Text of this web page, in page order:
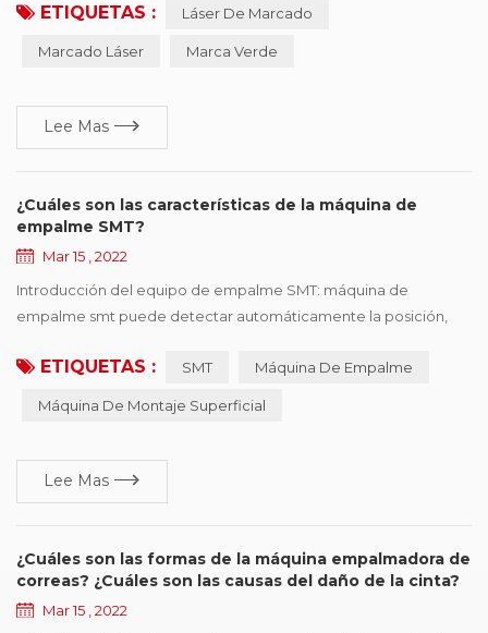
campos podemos ver la figura de la aplicación del láser , se
ETIQUETAS : Láser De Marcado
Marcado Láser Marca Verde
Lee Mas
¿Cuáles son las características de la máquina de
empalme SMT?
Mar 15 , 2022
Introducción del equipo de empalme SMT: máquina de
empalme smt puede detectar automáticamente la posición,
con la cinta. La máquina empalmadora SMT es fácil de operar,
mejora la eficiencia del consumo. profesional para línea de
ETIQUETAS : SMT Máquina De Empalme
Máquina De Montaje Superficial
Lee Mas
¿Cuáles son las formas de la máquina empalmadora de
correas? ¿Cuáles son las causas del daño de la cinta?
Mar 15 , 2022